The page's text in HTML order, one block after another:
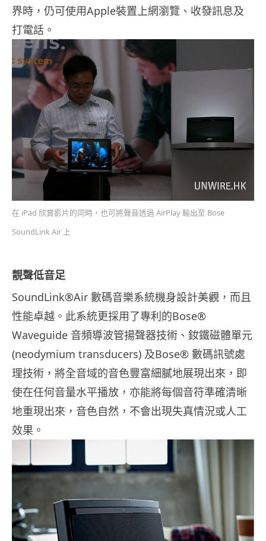
界時，仍可使用Apple裝置上網瀏覽、收發訊息及
打電話。
在 iPad 欣賞影片的同時，也可將聲音透過 AirPlay 輸出至 Bose
SoundLink Air 上
靚聲低音足
SoundLink®Air 數碼音樂系統機身設計美觀，而且
性能卓越。此系統更採用了專利的Bose®
Waveguide 音頻導波管揚聲器技術、釹鐵磁體單元
(neodymium transducers) 及Bose® 數碼訊號處
理技術，將全音域的音色豐富細膩地展現出來，即
使在任何音量水平播放，亦能將每個音符準確清晰
地重現出來，音色自然，不會出現失真情況或人工
效果。